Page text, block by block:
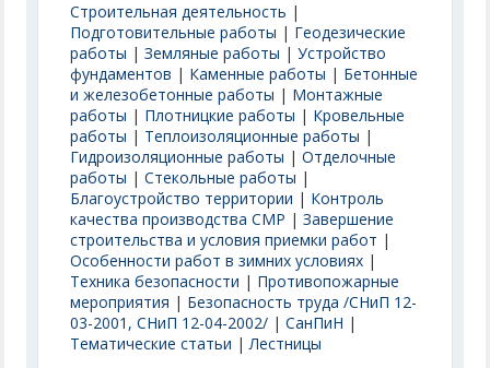
Строительная деятельность |
Подготовительные работы | Геодезические
работы |Земляные работы |Устройство
фундаментов | Каменные работы | Бетонные
и железобетонные работы | Монтажные
работы | Плотницкие работы | Кровельные
работы | Теплоизоляционные работы |
Гидроизоляционные работы |Отделочные
работы |Стекольные работы |
Благоустройство территории | Контроль
качества производства СМР |Завершение
строительства и условия приемки работ |
Особенности работ в зимних условиях |
Техника безопасности | Противопожарные
мероприятия | Безопасность труда /СНиП 12-
03-2001, СНиП 12-04-2002/ |СанПиН |
Тематические статьи |Лестницы